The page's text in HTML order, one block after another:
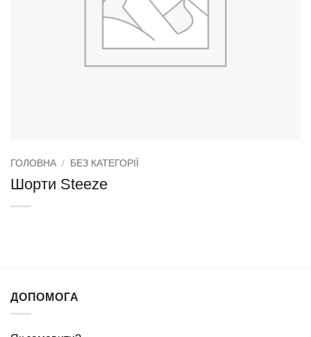
ГОЛОВНА / БЕЗ КАТЕГОРІЇ
Шорти Steeze
ДОПОМОГА